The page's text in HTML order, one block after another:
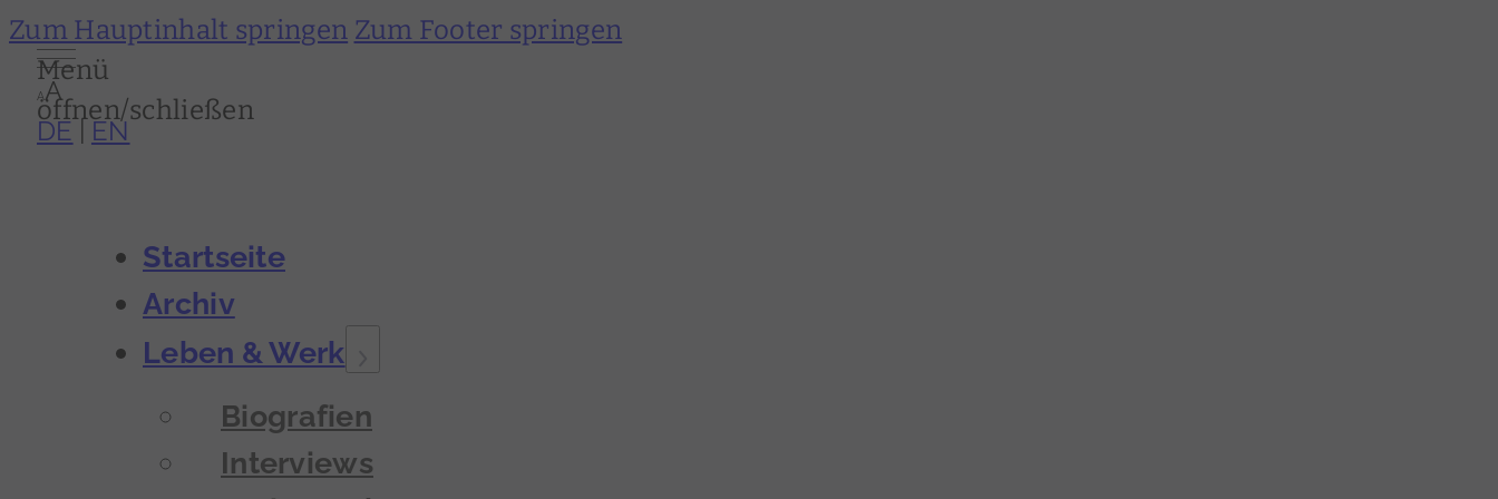
Zum Hauptinhalt springen Zum Footer springen
Menü
öffnen/schließen
AA
DE EN
Startseite
Archiv
Leben & Werk
Biografien
Interviews